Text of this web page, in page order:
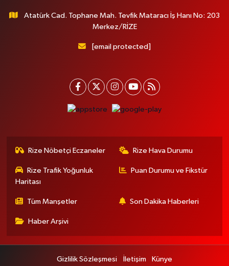
Atatürk Cad. Tophane Mah. Tevfik Mataracı İş Hanı No: 203
Merkez/RİZE
[email protected]
Rize Nöbetçi Eczaneler Rize Hava Durumu
Rize Trafik Yoğunluk
Haritası
Puan Durumu ve Fikstür
Tüm Manşetler Son Dakika Haberleri
Haber Arşivi
Gizlilik Sözleşmesi İletişim Künye